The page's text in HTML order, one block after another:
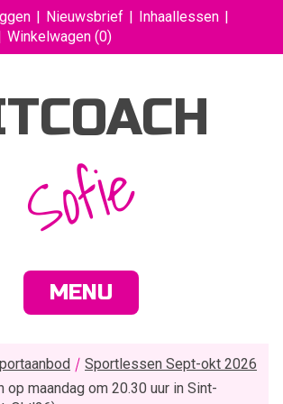
Nieuwsbrief
Inhaallessen
Winkelwagen (0)
Sofie
MENU
Sportlessen Sept-okt 2026
op maandag om 20.30 uur in Sint-